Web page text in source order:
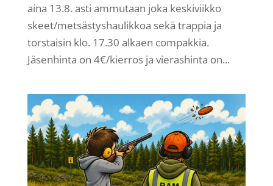
aina 13.8. asti ammutaan joka keskiviikko
skeet/metsästyshaulikkoa sekä trappia ja
torstaisin klo. 17.30 alkaen compakkia.
Jäsenhinta on 4€/kierros ja vierashinta on...